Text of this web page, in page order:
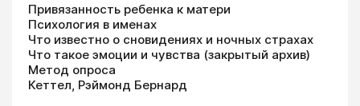
Привязанность ребенка к матери
Психология в именах
Что известно о сновидениях и ночных страхах
Что такое эмоции и чувства (закрытый архив)
Метод опроса
Кеттел, Рэймонд Бернард